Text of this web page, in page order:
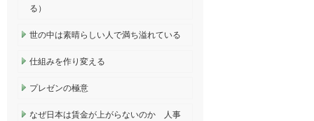
る）
世の中は素晴らしい人で満ち溢れている
仕組みを作り変える
プレゼンの極意
なぜ日本は賃金が上がらないのか 人事